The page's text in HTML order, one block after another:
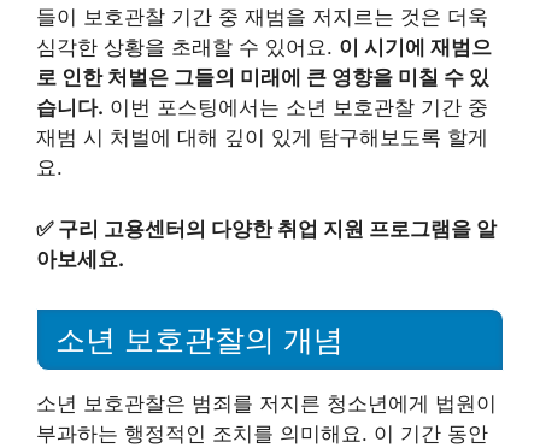
들이 보호관찰 기간 중 재범을 저지르는 것은 더욱
심각한 상황을 초래할 수 있어요. 이 시기에 재범으
로 인한 처벌은 그들의 미래에 큰 영향을 미칠 수 있
습니다. 이번 포스팅에서는 소년 보호관찰 기간 중
재범 시 처벌에 대해 깊이 있게 탐구해보도록 할게
요.
✅ 구리 고용센터의 다양한 취업 지원 프로그램을 알
아보세요.
소년 보호관찰의 개념
소년 보호관찰은 범죄를 저지른 청소년에게 법원이
부과하는 행정적인 조치를 의미해요. 이 기간 동안